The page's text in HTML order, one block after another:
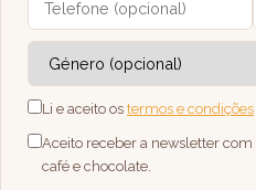
Li e aceito os termos e condições
Aceito receber a newsletter
café e chocolate.